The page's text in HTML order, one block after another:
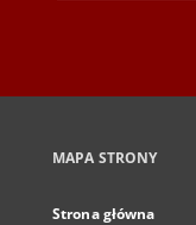
MAPA STRONY
Strona główna